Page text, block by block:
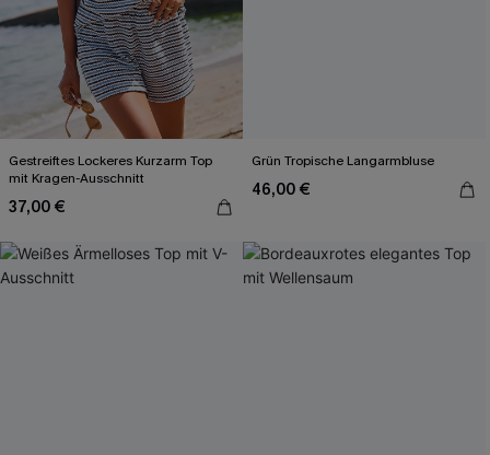
Gestreiftes Lockeres Kurzarm Top
mit Kragen-Ausschnitt
37,00 €
Grün Tropische Langarmbluse
46,00 €